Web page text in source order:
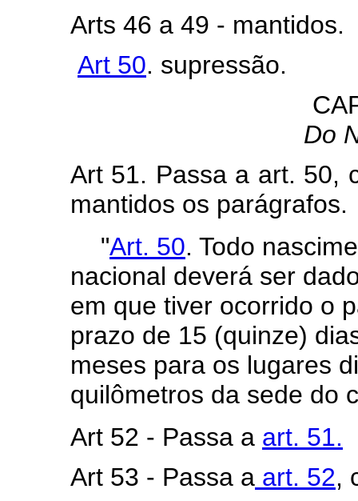
Arts 46 a 49 - mantidos.
Art 50. supressão.
Do
Art 51. Passa a art. 50,
mantidos os parágrafos.
"Art. 50. Todo
nacional deverá ser
em que tiver ocorrido o
prazo de 15 (quinze)
meses para os lugares
quilômetros da sede do
Art 52 - Passa a art. 51.
Art 53 - Passa a art. 52,